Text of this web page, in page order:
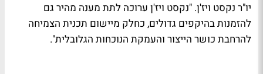
יו"ר נקסט ויז'ן. "נקסט ויז'ן ערוכה לתת מענה מהיר גם
להזמנות בהיקפים גדולים, כחלק מיישום תכנית הצמיחה
להרחבת כושר הייצור והעמקת הנוכחות הגלובלית".